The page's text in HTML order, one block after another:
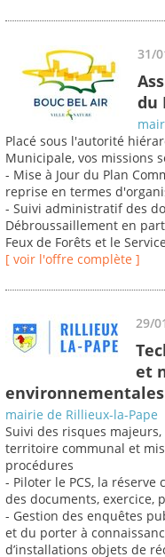
31/
du
Placé sous l'autorité
Municipale, vos missions
- Mise à Jour du Plan
reprise en termes
- Suivi administratif des
Débroussaillement en
Feux de Forêts et le
[ voir l'offre complète ]
29/
et
environnementales
mairie de Rillieux-la-Pape
Suivi des risques
territoire communal et
procédures
- Piloter le PCS, la
des documents, exercice,
- Gestion des enquêtes
et du porter à
d’installations objets de